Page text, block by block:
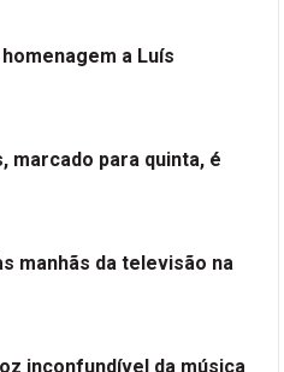
a Luís
marcado para quinta, é
manhãs da televisão na
inconfundível da música